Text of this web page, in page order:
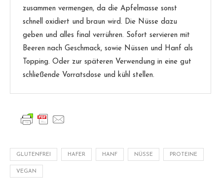
zusammen vermengen, da die Apfelmasse sonst
schnell oxidiert und braun wird. Die Nüsse dazu
geben und alles final verrühren. Sofort servieren mit
Beeren nach Geschmack, sowie Nüssen und Hanf als
Topping. Oder zur späteren Verwendung in eine gut
schließende Vorratsdose und kühl stellen.
GLUTENFREI HAFER HANF NÜSSE PROTEINE
VEGAN